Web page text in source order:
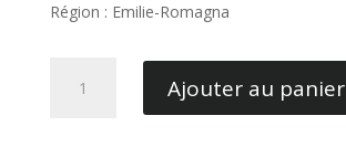
Région : Emilie-Romagna
Ajouter au panier